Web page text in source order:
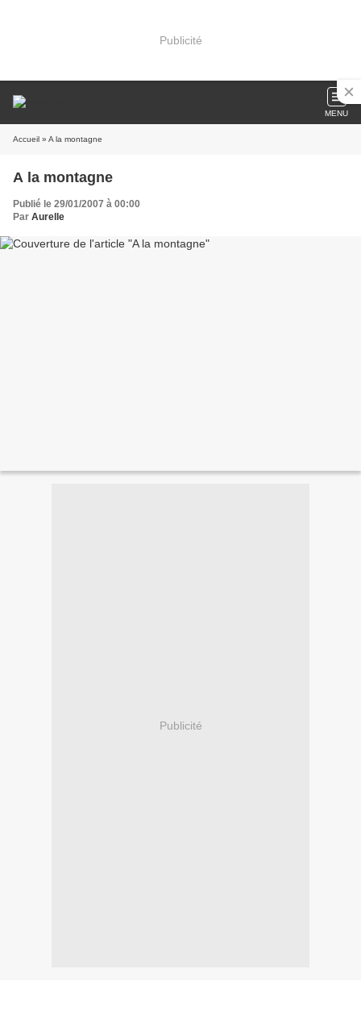
Publicité
MENU
Accueil » A la montagne
A la montagne
Publié le 29/01/2007 à 00:00
Par Aurelle
Publicité